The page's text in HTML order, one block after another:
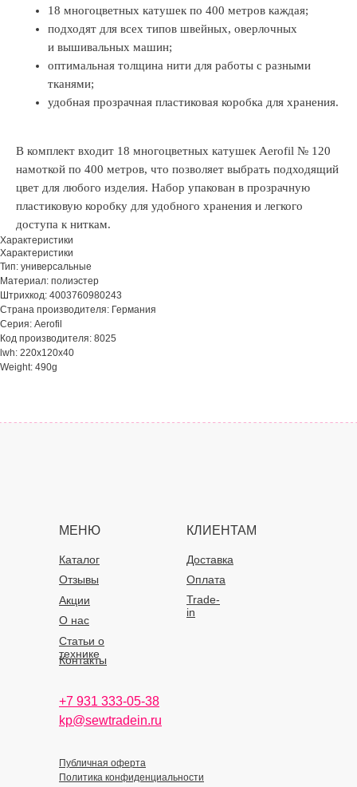
18 многоцветных катушек по 400 метров каждая;
подходят для всех типов швейных, оверлочных
и вышивальных машин;
оптимальная толщина нити для работы с разными
тканями;
удобная прозрачная пластиковая коробка для хранения.
В комплект входит 18 многоцветных катушек Aerofil № 120
намоткой по 400 метров, что позволяет выбрать подходящий
цвет для любого изделия. Набор упакован в прозрачную
пластиковую коробку для удобного хранения и легкого
доступа к ниткам.
Характеристики
Характеристики
Тип: универсальные
Материал: полиэстер
Штрихкод: 4003760980243
Страна производителя: Германия
Серия: Aerofil
Код производителя: 8025
lwh: 220x120x40
Weight: 490g
МЕНЮ КЛИЕНТАМ
Каталог
О нас
Доставка
Статьи о
технике
Оплата
Отзывы
Акции
Контакты
Trade-
in
+7 931 333-05-38
kp@sewtradein.ru
Политика конфиденциальности
Публичная оферта